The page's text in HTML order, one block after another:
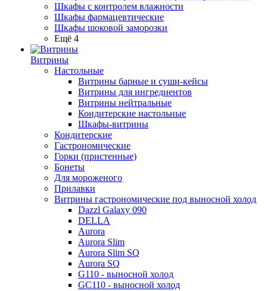
Шкафы с контролем влажности
Шкафы фармацевтические
Шкафы шоковой заморозки
Ещё 4
Витрины
Настольные
Витрины барные и суши-кейсы
Витрины для ингредиентов
Витрины нейтральные
Кондитерские настольные
Шкафы-витрины
Кондитерские
Гастрономические
Горки (пристенные)
Бонеты
Для мороженого
Прилавки
Витрины гастрономические под выносной холод
Dazzl Galaxy 090
DELLA
Aurora
Aurora Slim
Aurora Slim SQ
Aurora SQ
G110 - выносной холод
GC110 - выносной холод